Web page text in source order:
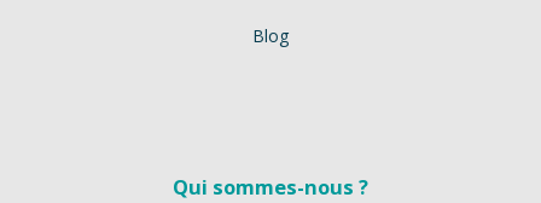
Blog
Qui sommes-nous ?